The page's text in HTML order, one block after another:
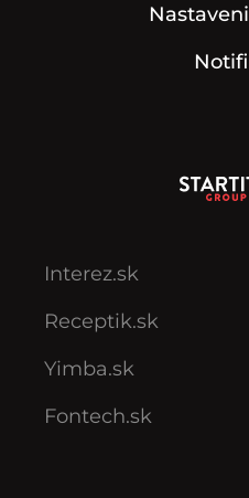
Interez.sk
Receptik.sk
Yimba.sk
Fontech.sk